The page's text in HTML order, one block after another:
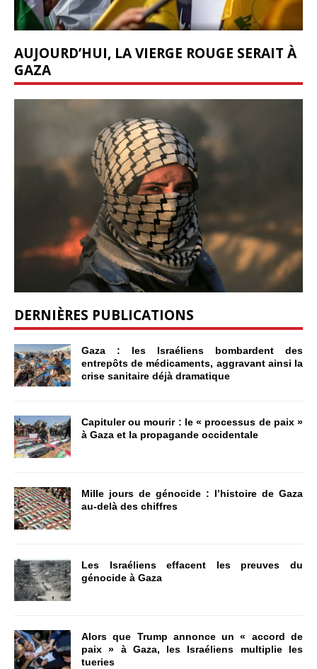
AUJOURD’HUI, LA VIERGE ROUGE SERAIT À
GAZA
DERNIÈRES PUBLICATIONS
Gaza : les Israéliens bombardent des
entrepôts de médicaments, aggravant ainsi la
crise sanitaire déjà dramatique
Capituler ou mourir : le « processus de paix »
à Gaza et la propagande occidentale
Mille jours de génocide : l’histoire de Gaza
au-delà des chiffres
Les Israéliens effacent les preuves du
génocide à Gaza
Alors que Trump annonce un « accord de
paix » à Gaza, les Israéliens multiplie les
tueries